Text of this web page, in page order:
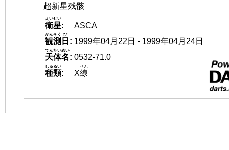
超新星残骸
衛星
えいせい
:
ASCA
観測
かんそく
日
び
: 1999年04月22日 - 1999年04月24日
天体名
てんたいめい
: 0532-71.0
種類
しゅるい
: X線
せん